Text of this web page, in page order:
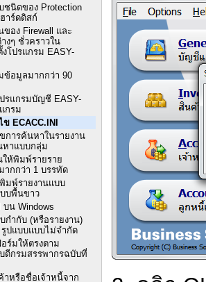
ชนิดของ Protection
าร์ดดิสก์
ของ Firewall และ
งๆ ชั่วคราวใน
โปรแกรม EASY-
ข้อมูลมากกว่า 90
รแกรมบัญชี EASY-
กรม
ECACC.INI
ขการค้นหาในรายงาน
หาแบบกลุ่ม
ให้พิมพ์รายราย
ากกว่า 1 บรรทัด
มพ์รายงานแบบ
บพื้นขาว
บน Windows
กำกับ (หรือรายงาน)
ปแบบแบบไม่จำกัด
ร์มให้ตรงตาม
ดีกรมสรรพากรฉบับที่
หรือชื่อเจ้าหนี้จาก